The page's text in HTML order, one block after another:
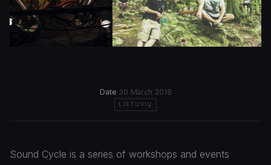
Date 30 March 2018
LIETUVIŲ
Sound Cycle is a series of workshops and events